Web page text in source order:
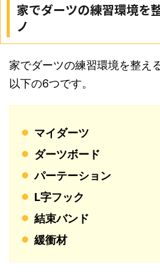
家でダーツの練習環境を
ノ
家でダーツの練習環境を整え
以下の6つです。
マイダーツ
ダーツボード
パーテーション
L字フック
結束バンド
緩衝材